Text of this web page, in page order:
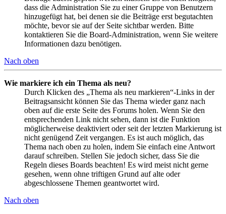
dass die Administration Sie zu einer Gruppe von Benutzern
hinzugefügt hat, bei denen sie die Beiträge erst begutachten
möchte, bevor sie auf der Seite sichtbar werden. Bitte
kontaktieren Sie die Board-Administration, wenn Sie weitere
Informationen dazu benötigen.
Nach oben
Wie markiere ich ein Thema als neu?
Durch Klicken des „Thema als neu markieren“-Links in der
Beitragsansicht können Sie das Thema wieder ganz nach
oben auf die erste Seite des Forums holen. Wenn Sie den
entsprechenden Link nicht sehen, dann ist die Funktion
möglicherweise deaktiviert oder seit der letzten Markierung ist
nicht genügend Zeit vergangen. Es ist auch möglich, das
Thema nach oben zu holen, indem Sie einfach eine Antwort
darauf schreiben. Stellen Sie jedoch sicher, dass Sie die
Regeln dieses Boards beachten! Es wird meist nicht gerne
gesehen, wenn ohne triftigen Grund auf alte oder
abgeschlossene Themen geantwortet wird.
Nach oben